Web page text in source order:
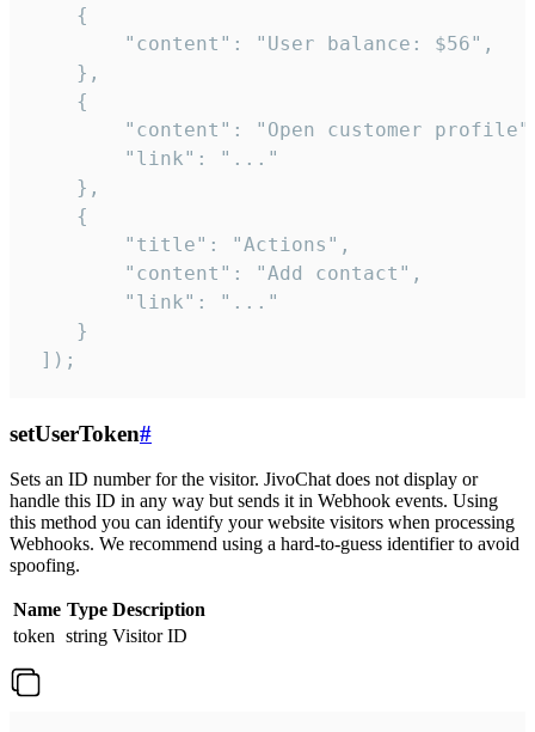
    {
        "content": "User balance: $56",
    },
    {
"content": "Open customer
        "link": "..."
    },
    {
        "title": "Actions",
        "content": "Add contact",
        "link": "..."
    }
]);
setUserToken#
Sets an ID number for the visitor. JivoChat does not display or
handle this ID in any way but sends it in Webhook events. Using
this method you can identify your website visitors when processing
Webhooks. We recommend using a hard-to-guess identifier to avoid
spoofing.
Name Type Description
token string Visitor ID